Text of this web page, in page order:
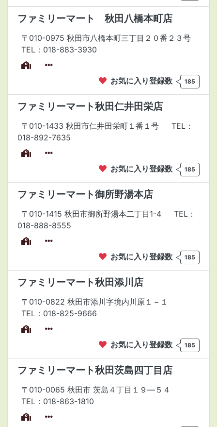
ファミリーマート 秋田八橋本町店
〒010-0975 秋田市八橋本町三丁目２０番２３号
TEL：018-883-3930
お気に入り登録数 185
ファミリーマート秋田仁井田栄店
〒010-1433 秋田市仁井田栄町１番１号
TEL：
018-892-7635
お気に入り登録数 185
ファミリーマート御所野湯本店
〒010-1415 秋田市御所野湯本二丁目1-4
TEL：
018-888-8555
お気に入り登録数 185
ファミリーマート秋田添川店
〒010-0822 秋田市添川字境内川原１－１
TEL：018-825-9666
お気に入り登録数 185
ファミリーマート秋田茨島四丁目店
〒010-0065 秋田市 茨島４丁目１９―５４
TEL：018-863-1810